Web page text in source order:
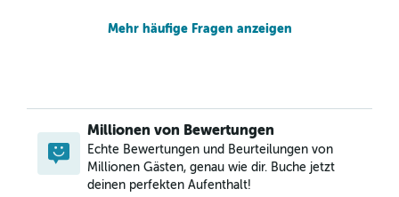
Mehr häufige Fragen anzeigen
Millionen von Bewertungen
Echte Bewertungen und Beurteilungen von
Millionen Gästen, genau wie dir. Buche jetzt
deinen perfekten Aufenthalt!